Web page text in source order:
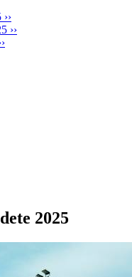
››
2025